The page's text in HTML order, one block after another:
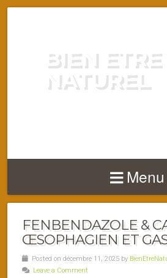
BIEN ETRE
NATUREL
Menu
FENBENDAZOLE &
ŒSOPHAGIEN ET
Posted on décembre 11, 2025 by
Leave a Comment